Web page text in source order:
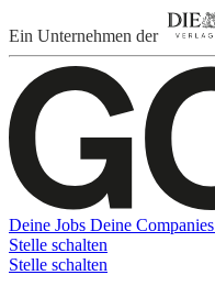
Ein Unternehmen der
Deine Jobs Deine Companies
Stelle schalten
Stelle schalten